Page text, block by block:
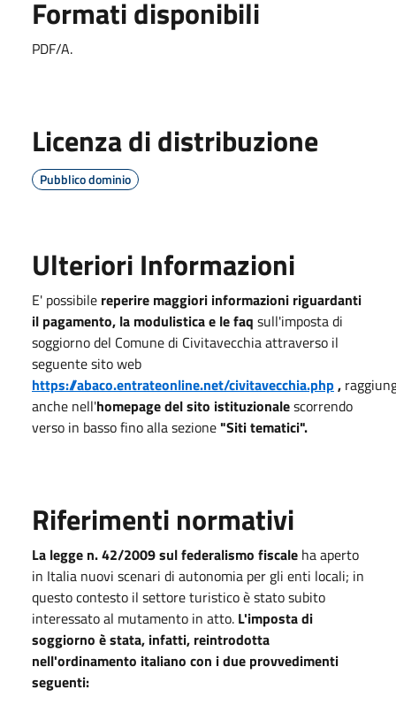
Formati disponibili
PDF/A.
Licenza di distribuzione
Pubblico dominio
Ulteriori Informazioni
E' possibile reperire maggiori informazioni riguardanti
il pagamento, la modulistica e le faq sull'imposta di
soggiorno del Comune di Civitavecchia attraverso il
seguente sito web
https://abaco.entrateonline.net/civitavecchia.php ,
anche nell'homepage del sito istituzionalescorrendo
verso in basso fino alla sezione"Siti tematici".
Riferimenti normativi
La legge n. 42/2009 sul federalismo fiscale ha aperto
in Italia nuovi scenari di autonomia per gli enti locali; in
questo contesto il settore turistico è stato subito
interessato al mutamento in atto. L'imposta di
soggiorno è stata, infatti, reintrodotta
nell'ordinamento italiano con i due provvedimenti
seguenti: